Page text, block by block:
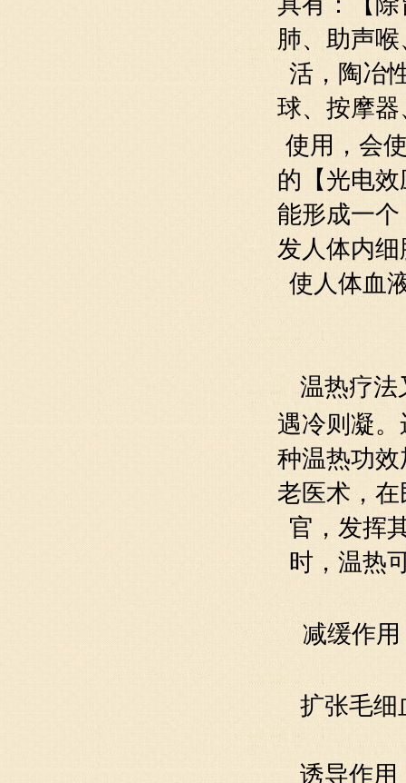
具有：【
肺、助声
活，陶冶
球、 按摩器
使用，会
的【光电
能形成一
发人体内
使人体血
温热疗法
遇冷则凝
种温热功
老医术，
官 ，发挥
时，温热
减缓作用
扩张毛细
诱导作用